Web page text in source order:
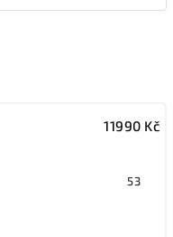
11990 Kč
53